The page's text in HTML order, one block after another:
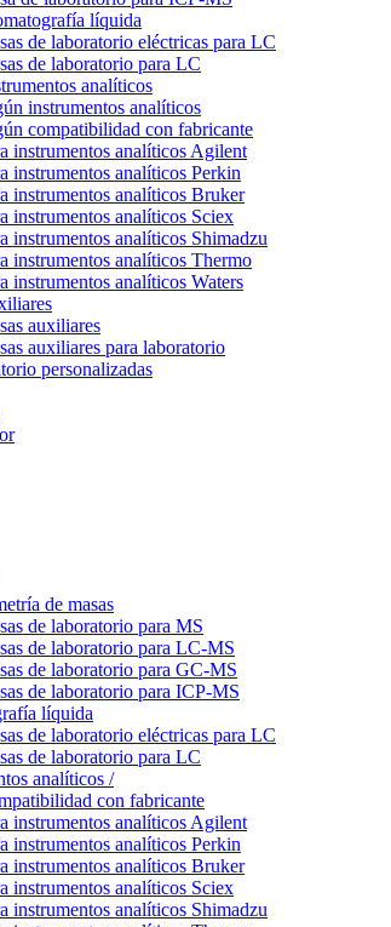
líquida
de laboratorio eléctricas para LC
de laboratorio para LC
analíticos
instrumentos analíticos
compatibilidad con fabricante
instrumentos analíticos Agilent
instrumentos analíticos Perkin
instrumentos analíticos Bruker
instrumentos analíticos Sciex
instrumentos analíticos Shimadzu
instrumentos analíticos Thermo
instrumentos analíticos Waters
auxiliares
auxiliares para laboratorio
personalizadas
de masas
de laboratorio para MS
de laboratorio para LC-MS
de laboratorio para GC-MS
de laboratorio para ICP-MS
líquida
de laboratorio eléctricas para LC
de laboratorio para LC
analíticos /
con fabricante
instrumentos analíticos Agilent
instrumentos analíticos Perkin
instrumentos analíticos Bruker
instrumentos analíticos Sciex
instrumentos analíticos Shimadzu